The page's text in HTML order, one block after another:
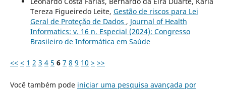
Tereza Figueiredo Leite, Gestão de riscos para Lei
Geral de Proteção de Dados , Journal of Health
Informatics: v. 16 n. Especial (2024): Congresso
Brasileiro de Informática em Saúde
<< < 1 2 3 4 5 6 7 8 9 10 > >>
Você também pode iniciar uma pesquisa avançada por